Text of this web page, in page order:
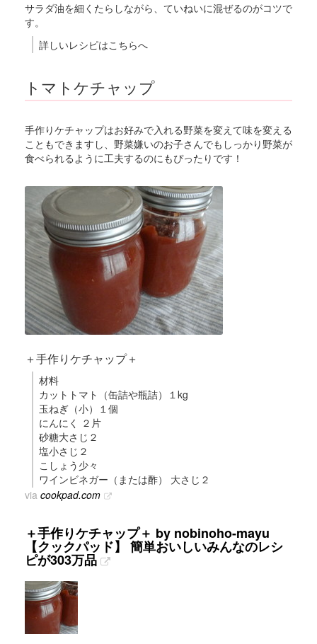
サラダ油を細くたらしながら、ていねいに混ぜるのがコツで
す。
詳しいレシピはこちらへ
トマトケチャップ
手作りケチャップはお好みで入れる野菜を変えて味を変える
こともできますし、野菜嫌いのお子さんでもしっかり野菜が
食べられるように工夫するのにもぴったりです！
＋手作りケチャップ＋
材料
カットトマト（缶詰や瓶詰）１kg
玉ねぎ（小）１個
にんにく ２片
砂糖大さじ２
塩小さじ２
こしょう少々
ワインビネガー（または酢） 大さじ２
via cookpad.com
＋手作りケチャップ＋ by nobinoho-mayu
【クックパッド】 簡単おいしいみんなのレシ
ピが303万品